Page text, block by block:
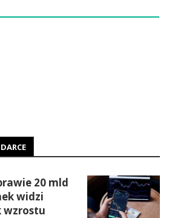
20 mld
widzi
wzrostu